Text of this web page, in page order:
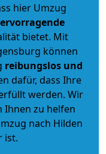
hier Umzug
bietet. Mit
können
reibungslos und
dafür, dass Ihre
werden. Wir
Ihnen zu helfen
nach Hilden
ist.